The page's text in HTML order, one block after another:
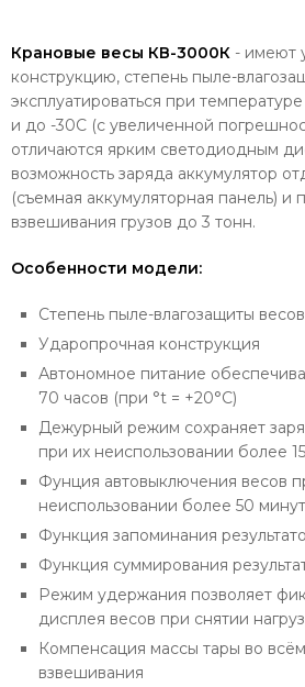
Крановые весы КВ-3000К - имеют
конструкцию, степень пыле-
эксплуатироваться при
и до -30С (с увеличенной
отличаются ярким светодиодным
возможность заряда аккумулятор
(съемная аккумуляторная панель) и
взвешивания грузов до 3 тонн.
Особенности модели:
Степень пыле-влагозащиты
Ударопрочная конструкция
Автономное питание
70 часов (при °t = +20°С)
Дежурный режим сохраняет
при их неиспользовании более
Фунция автовыключения весов
неиспользовании более 50 минут
Функция запоминания
Функция суммирования
Режим удержания позволяет
дисплея весов при снятии
Компенсация массы тары во
взвешивания